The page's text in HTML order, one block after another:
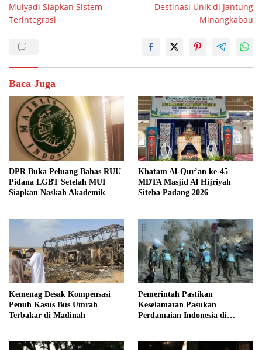
Mulyadi Siapkan Sistem
Terintegrasi
Destinasi Unik di Jantung
Minangkabau
Baca Juga
DPR Buka Peluang Bahas RUU
Pidana LGBT Setelah MUI
Siapkan Naskah Akademik
Khatam Al-Qur’an ke-45
MDTA Masjid Al Hijriyah
Siteba Padang 2026
Kemenag Desak Kompensasi
Penuh Kasus Bus Umrah
Terbakar di Madinah
Pemerintah Pastikan
Keselamatan Pasukan
Perdamaian Indonesia di